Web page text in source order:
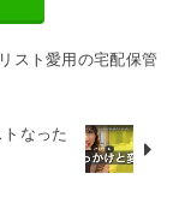
スト愛用の宅配保管
なった